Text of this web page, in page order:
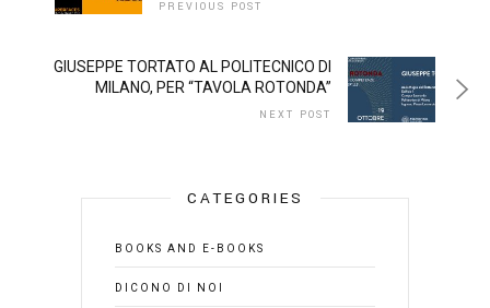
PREVIOUS POST
GIUSEPPE TORTATO AL POLITECNICO DI
MILANO, PER “TAVOLA ROTONDA”
NEXT POST
CATEGORIES
BOOKS AND E-BOOKS
DICONO DI NOI